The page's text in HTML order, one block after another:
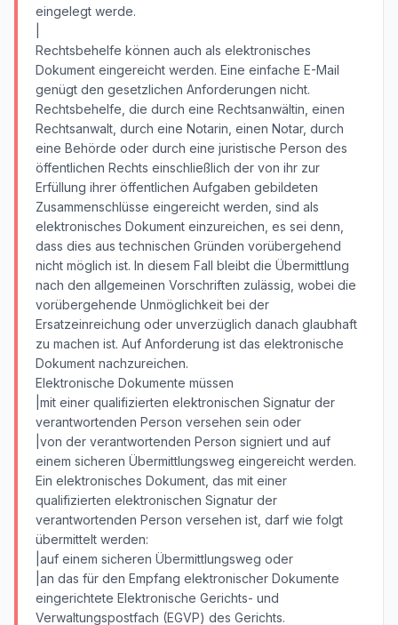
eingelegt werde.
Rechtsbehelfe können auch als elektronisches
Dokument eingereicht werden. Eine einfache E-Mail
genügt den gesetzlichen Anforderungen nicht.
Rechtsbehelfe, die durch eine Rechtsanwältin, einen
Rechtsanwalt, durch eine Notarin, einen Notar, durch
eine Behörde oder durch eine juristische Person des
öffentlichen Rechts einschließlich der von ihr zur
Erfüllung ihrer öffentlichen Aufgaben gebildeten
Zusammenschlüsse eingereicht werden, sind als
elektronisches Dokument einzureichen, es sei denn,
dass dies aus technischen Gründen vorübergehend
nicht möglich ist. In diesem Fall bleibt die Übermittlung
nach den allgemeinen Vorschriften zulässig, wobei die
vorübergehende Unmöglichkeit bei der
Ersatzeinreichung oder unverzüglich danach glaubhaft
zu machen ist. Auf Anforderung ist das elektronische
Dokument nachzureichen.
Elektronische Dokumente müssen
|mit einer qualifizierten elektronischen Signatur der
verantwortenden Person versehen sein oder
|von der verantwortenden Person signiert und auf
einem sicheren Übermittlungsweg eingereicht werden.
Ein elektronisches Dokument, das mit einer
qualifizierten elektronischen Signatur der
verantwortenden Person versehen ist, darf wie folgt
übermittelt werden:
|auf einem sicheren Übermittlungsweg oder
|an das für den Empfang elektronischer Dokumente
eingerichtete Elektronische Gerichts- und
Verwaltungspostfach (EGVP) des Gerichts.